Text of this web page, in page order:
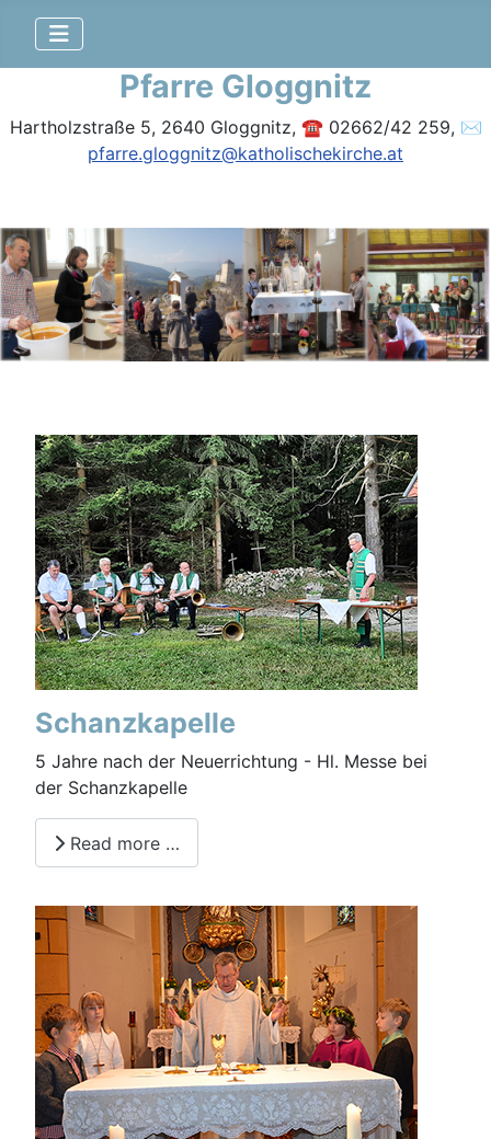
Pfarre Gloggnitz
Hartholzstraße 5, 2640 Gloggnitz, ☎ 02662/42 259, ✉
pfarre.gloggnitz@katholischekirche.at
Schanzkapelle
5 Jahre nach der Neuerrichtung - Hl. Messe bei
der Schanzkapelle
Read more …